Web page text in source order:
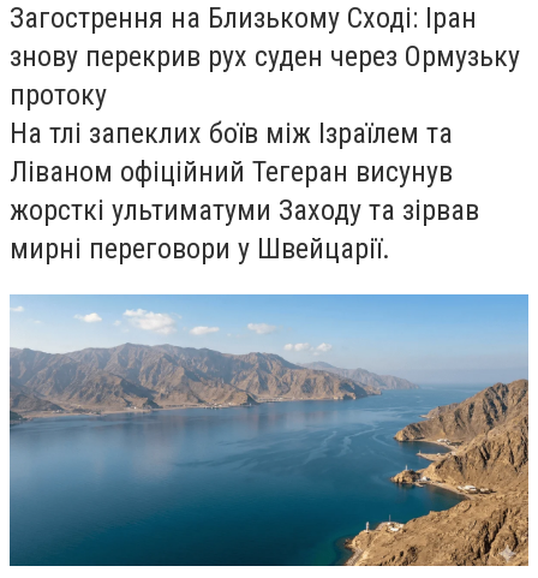
Загострення на Близькому Сході: Іран
знову перекрив рух суден через Ормузьку
протоку
На тлі запеклих боїв між Ізраїлем та
Ліваном офіційний Тегеран висунув
жорсткі ультиматуми Заходу та зірвав
мирні переговори у Швейцарії.